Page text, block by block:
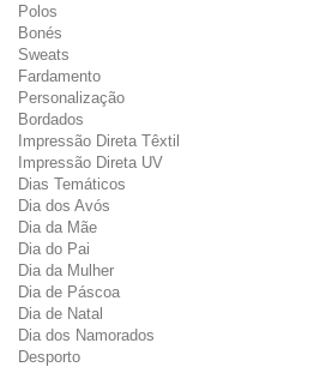
Polos
Bonés
Sweats
Fardamento
Personalização
Bordados
Impressão Direta Têxtil
Impressão Direta UV
Dias Temáticos
Dia dos Avós
Dia da Mãe
Dia do Pai
Dia da Mulher
Dia de Páscoa
Dia de Natal
Dia dos Namorados
Desporto